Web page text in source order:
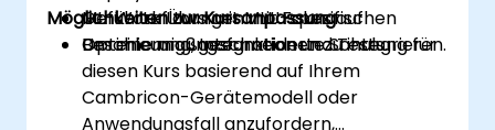
ML-Workflows mit MLU-spezifischen
Beschleunigungsfunktionen zu integrieren.
Geführte Übungen mit Fokus auf
Optimierung, Integration und Tests.
Möglichkeiten zur Kursanpassung
Um eine maßgeschneiderte Schulung für
diesen Kurs basierend auf Ihrem
Cambricon-Gerätemodell oder
Anwendungsfall anzufordern,